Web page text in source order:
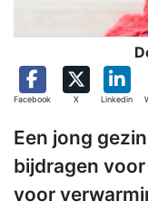
Facebook X Linkedin
Een jong
bijdragen
voor